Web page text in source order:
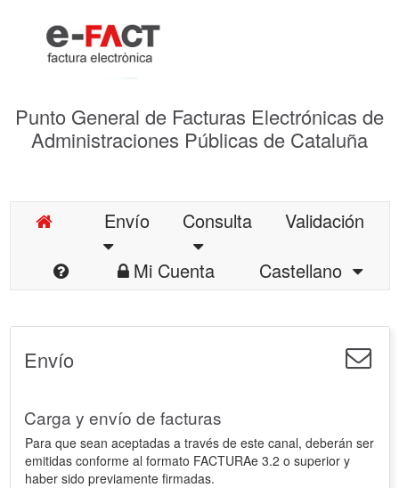
Punto General de Facturas Electrónicas de
Administraciones Públicas de Cataluña
Envío Consulta
Validación
Mi Cuenta
Castellano
Envío
Carga y envío de facturas
Para que sean aceptadas a través de este canal, deberán ser
emitidas conforme al formato FACTURAe 3.2 o superior y
haber sido previamente firmadas.